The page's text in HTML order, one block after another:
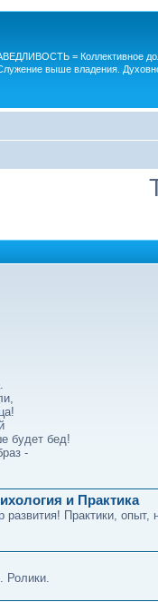
= Коллективное
выше владения.
будет бед!
-
и Практика
развития! Практики, опыт,
Ролики.